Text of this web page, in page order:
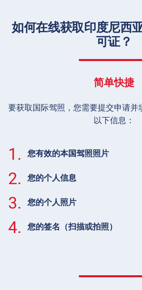
如何在线获取印度尼西
可证？
简单快捷
要获取国际驾照，您需要提交申请并
以下信息：
1. 您有效的本国驾照照片
2. 您的个人信息
3. 您的个人照片
4. 您的签名（扫描或拍照）